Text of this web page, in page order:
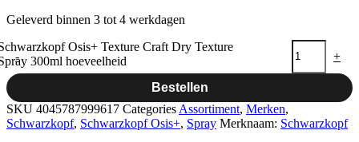
Geleverd binnen 3 tot 4 werkdagen
-
Osis+ Texture Craft Dry Texture
300ml hoeveelheid
+
Bestellen
SKU 4045787999617 Categories Assortiment, Merken,
Schwarzkopf, Schwarzkopf Osis+, Spray Merknaam: Schwarzkopf